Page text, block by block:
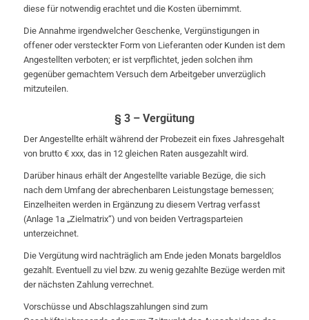
diese für notwendig erachtet und die Kosten übernimmt.
Die Annahme irgendwelcher Geschenke, Vergünstigungen in
offener oder versteckter Form von Lieferanten oder Kunden ist dem
Angestellten verboten; er ist verpflichtet, jeden solchen ihm
gegenüber gemachtem Versuch dem Arbeitgeber unverzüglich
mitzuteilen.
§ 3 – Vergütung
Der Angestellte erhält während der Probezeit ein fixes Jahresgehalt
von brutto € xxx, das in 12 gleichen Raten ausgezahlt wird.
Darüber hinaus erhält der Angestellte variable Bezüge, die sich
nach dem Umfang der abrechenbaren Leistungstage bemessen;
Einzelheiten werden in Ergänzung zu diesem Vertrag verfasst
(Anlage 1a „Zielmatrix“) und von beiden Vertragsparteien
unterzeichnet.
Die Vergütung wird nachträglich am Ende jeden Monats bargeldlos
gezahlt. Eventuell zu viel bzw. zu wenig gezahlte Bezüge werden mit
der nächsten Zahlung verrechnet.
Vorschüsse und Abschlagszahlungen sind zum